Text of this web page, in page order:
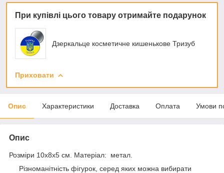
При купівлі цього товару отримайте подарунок
Дзеркальце косметичне кишенькове Тризуб
Приховати
Опис Характеристики Доставка Оплата Умови
Опис
Розміри 10х8х5 см.
Матеріал: метал.
Різноманітність фігурок, серед яких можна вибирати